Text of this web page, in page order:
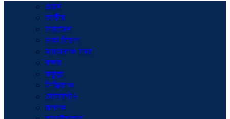
প্রচ্ছদ
জাতীয়
সারাদেশ
ঢাকা বিভাগ
নারায়ণগঞ্জ সদর
বন্দর
ফতুল্লা
সিদ্ধিরগঞ্জ
সোনারগাঁও
রূপগঞ্জ